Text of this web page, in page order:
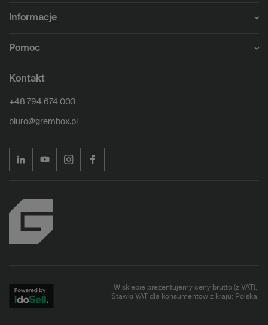
Informacje
Pomoc
Kontakt
+48 794 674 003
biuro@grembox.pl
W sklepie prezentujemy ceny brutto (z VAT).
Stawki VAT dla konsumentów z kraju: Polska.